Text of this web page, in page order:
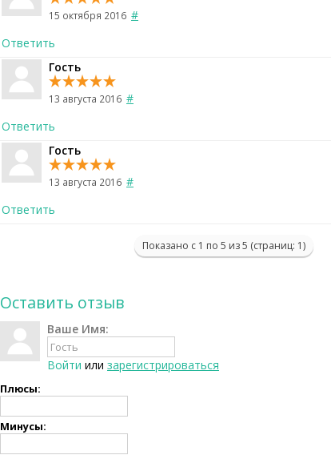
15 октября 2016 #
Ответить
Гость
13 августа 2016 #
Ответить
Гость
13 августа 2016 #
Ответить
Показано с 1 по 5 из 5 (страниц: 1)
Оставить отзыв
Ваше Имя:
Войти или зарегистрироваться
Плюсы:
Минусы: